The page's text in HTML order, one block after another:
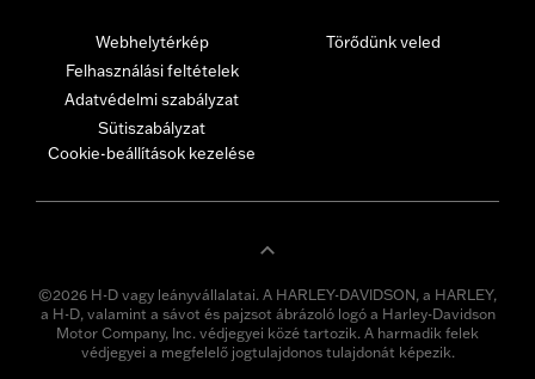
Webhelytérkép
Felhasználási feltételek
Adatvédelmi szabályzat
Sütiszabályzat
Cookie-beállítások kezelése
Törődünk veled
©2026 H-D vagy leányvállalatai. A HARLEY-DAVIDSON, a HARLEY,
a H-D, valamint a sávot és pajzsot ábrázoló logó a Harley-Davidson
Motor Company, Inc. védjegyei közé tartozik. A harmadik felek
védjegyei a megfelelő jogtulajdonos tulajdonát képezik.